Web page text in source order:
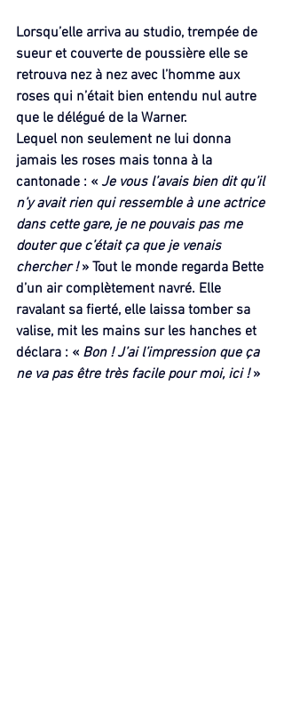
Lorsqu’elle arriva au studio, trempée de
sueur et couverte de poussière elle se
retrouva nez à nez avec l’homme aux
roses qui n’était bien entendu nul autre
que le délégué de la Warner.
Lequel non seulement ne lui donna
jamais les roses mais tonna à la
cantonade : « Je vous l’avais bien dit qu’il
n’y avait rien qui ressemble à une actrice
dans cette gare, je ne pouvais pas me
douter que c’était ça que je venais
chercher ! » Tout le monde regarda Bette
d’un air complètement navré. Elle
ravalant sa fierté, elle laissa tomber sa
valise, mit les mains sur les hanches et
déclara : « Bon ! J’ai l’impression que ça
ne va pas être très facile pour moi, ici ! »